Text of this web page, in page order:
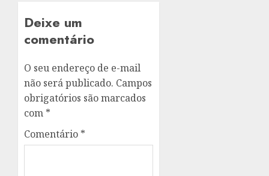
Deixe um
comentário
O seu endereço de e-mail
não será publicado. Campos
obrigatórios são marcados
com *
Comentário *